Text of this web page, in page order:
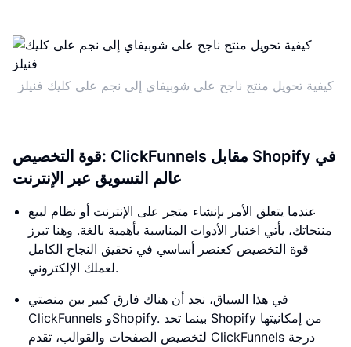
كيفية تحويل منتج ناجح على شوبيفاي إلى نجم على كليك فنيلز
قوة التخصيص: ClickFunnels مقابل Shopify في
عالم التسويق عبر الإنترنت
عندما يتعلق الأمر بإنشاء متجر على الإنترنت أو نظام لبيع
منتجاتك، يأتي اختيار الأدوات المناسبة بأهمية بالغة. وهنا تبرز
قوة التخصيص كعنصر أساسي في تحقيق النجاح الكامل
لعملك الإلكتروني.
في هذا السياق، نجد أن هناك فارق كبير بين منصتي
ClickFunnels وShopify. بينما تحد Shopify من إمكانيتها
لتخصيص الصفحات والقوالب، تقدم ClickFunnels درجة